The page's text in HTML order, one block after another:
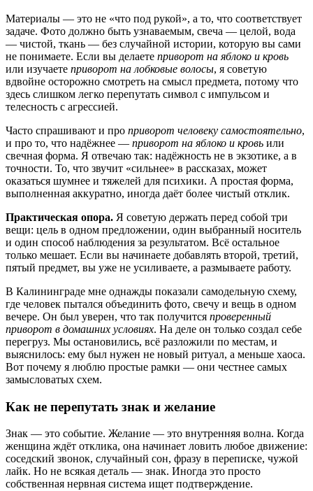
Материалы — это не «что под рукой», а то, что соответствует
задаче. Фото должно быть узнаваемым, свеча — целой, вода
— чистой, ткань — без случайной истории, которую вы сами
не понимаете. Если вы делаете приворот на яблоко и кровь
или изучаете приворот на лобковые волосы, я советую
вдвойне осторожно смотреть на смысл предмета, потому что
здесь слишком легко перепутать символ с импульсом и
телесность с агрессией.
Часто спрашивают и про приворот человеку самостоятельно,
и про то, что надёжнее — приворот на яблоко и кровь или
свечная форма. Я отвечаю так: надёжность не в экзотике, а в
точности. То, что звучит «сильнее» в рассказах, может
оказаться шумнее и тяжелей для психики. А простая форма,
выполненная аккуратно, иногда даёт более чистый отклик.
Практическая опора. Я советую держать перед собой три
вещи: цель в одном предложении, один выбранный носитель
и один способ наблюдения за результатом. Всё остальное
только мешает. Если вы начинаете добавлять второй, третий,
пятый предмет, вы уже не усиливаете, а размываете работу.
В Калининграде мне однажды показали самодельную схему,
где человек пытался объединить фото, свечу и вещь в одном
вечере. Он был уверен, что так получится проверенный
приворот в домашних условиях. На деле он только создал себе
перегруз. Мы остановились, всё разложили по местам, и
выяснилось: ему был нужен не новый ритуал, а меньше хаоса.
Вот почему я люблю простые рамки — они честнее самых
замысловатых схем.
Как не перепутать знак и желание
Знак — это событие. Желание — это внутренняя волна. Когда
женщина ждёт отклика, она начинает ловить любое движение:
соседский звонок, случайный сон, фразу в переписке, чужой
лайк. Но не всякая деталь — знак. Иногда это просто
собственная нервная система ищет подтверждение.